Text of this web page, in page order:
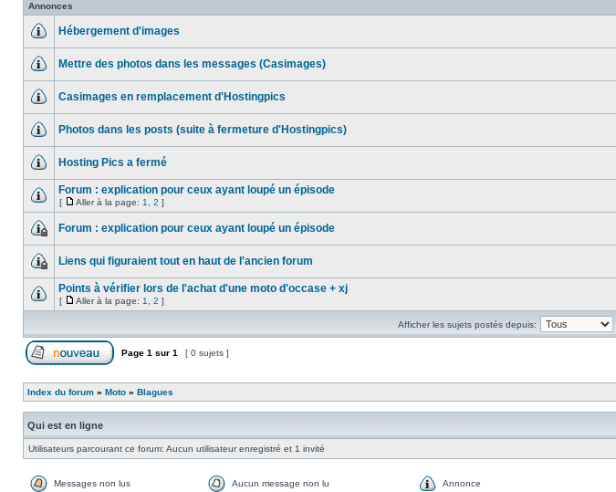
Annonces
Hébergement d'images
Mettre des photos dans les messages (Casimages)
Casimages en remplacement d'Hostingpics
Photos dans les posts (suite à fermeture d'Hostingpics)
Hosting Pics a fermé
Forum : explication pour ceux ayant loupé un épisode
[ Aller à la page: 1 2 ]
Forum : explication pour ceux ayant loupé un épisode
Liens qui figuraient tout en haut de l'ancien forum
Points à vérifier lors de l'achat d'une moto d'occase + xj
[ Aller à la page: 1 2 ]
Afficher les sujets postés depuis:
Page 1 sur 1 [ 0 sujets ]
Index du forum » Moto » Blagues
Qui est en ligne
Utilisateurs parcourant ce forum: Aucun utilisateur enregistré et 1 invité
Messages non lus Aucun message non lu Annonce